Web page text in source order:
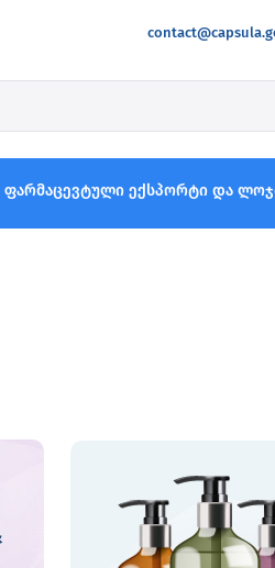
ფარმაცევტული ექსპორტი და